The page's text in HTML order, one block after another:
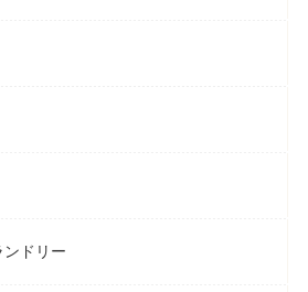
ドリー